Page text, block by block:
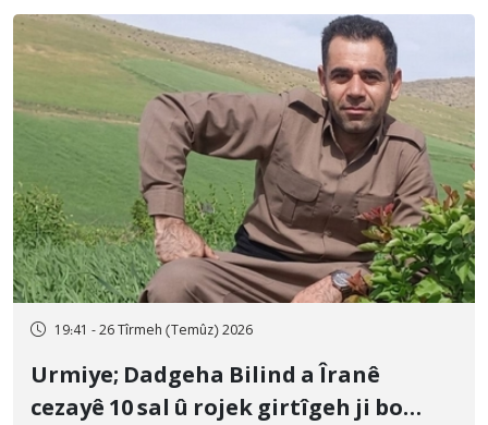
19:41 - 26 Tîrmeh (Temûz) 2026
Urmiye; Dadgeha Bilind a Îranê
cezayê 10 sal û rojek girtîgeh ji bo